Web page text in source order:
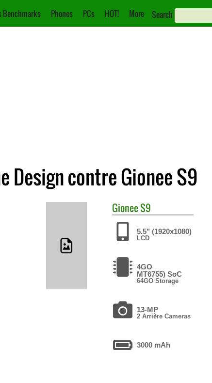
Benchmarks Phones PCs HOT! More Search
Design contre Gionee S9
GioneeS9
5.5" (1920x1080)
LCD
4GO
MT6755) SoC
64GO Storage
13-MP
2 Arrière Cameras
3000 mAh